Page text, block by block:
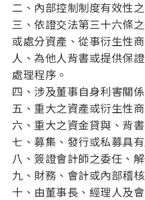
二、內部控制制度有效性之
三、依證交法第三十六條
或處分資產、從事衍生性
人、為他人背書或提供保
處理程序。
四、涉及董事自身利害關係
五、重大之資產或衍生性商
六、重大之資金貸與、背
七、募集、發行或私募具
八、簽證會計師之委任、
九、財務、會計或內部稽
十、由董事長、經理人及